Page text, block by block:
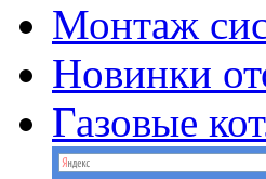
Монтаж
Новинки
Газовые